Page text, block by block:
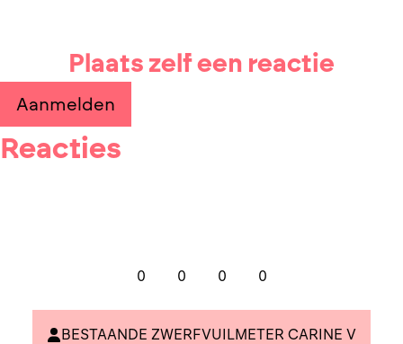
Plaats zelf een reactie
Aanmelden
Reacties
0 0 0 0
BESTAANDE ZWERFVUILMETER CARINE V